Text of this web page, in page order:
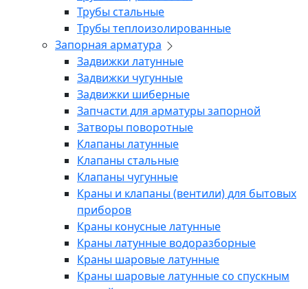
Трубы стальные
Трубы теплоизолированные
Запорная арматура
Задвижки латунные
Задвижки чугунные
Задвижки шиберные
Запчасти для арматуры запорной
Затворы поворотные
Клапаны латунные
Клапаны стальные
Клапаны чугунные
Краны и клапаны (вентили) для бытовых
приборов
Краны конусные латунные
Краны латунные водоразборные
Краны шаровые латунные
Краны шаровые латунные со спускным